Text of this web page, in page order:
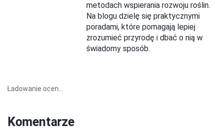
metodach wspierania rozwoju roślin.
Na blogu dzielę się praktycznymi
poradami, które pomagają lepiej
zrozumieć przyrodę i dbać o nią w
świadomy sposób.
Ładowanie ocen...
Komentarze